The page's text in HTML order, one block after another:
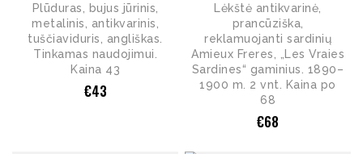
Plūduras, bujus jūrinis,
metalinis, antikvarinis,
tuščiaviduris, angliškas.
Tinkamas naudojimui.
Kaina 43
€43
Lėkštė antikvarinė,
prancūziška,
reklamuojanti sardinių
Amieux Freres, „Les Vraies
Sardines“ gaminius. 1890–
1900 m. 2 vnt. Kaina po
68
€68